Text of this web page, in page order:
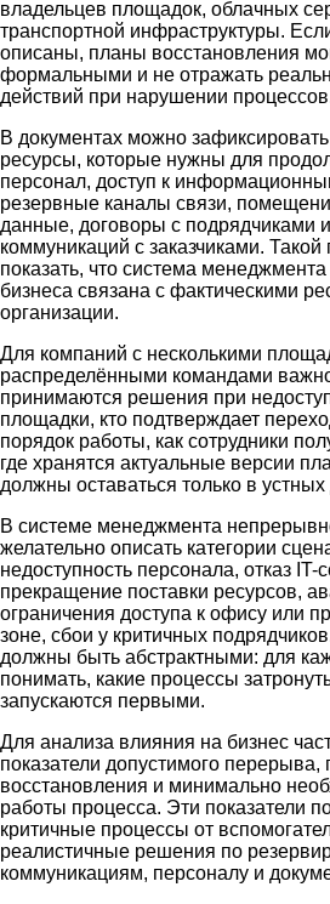
владельцев площадок, облачных
транспортной инфраструктуры.
описаны, планы восстановления
формальными и не отражать
действий при нарушении
В документах можно
ресурсы, которые нужны для
персонал, доступ к
резервные каналы связи,
данные, договоры с подрядчиками
коммуникаций с заказчиками. Такой
показать, что система
бизнеса связана с фактическими
организации.
Для компаний с несколькими
распределёнными командами
принимаются решения при
площадки, кто подтверждает
порядок работы, как сотрудники
где хранятся актуальные версии
должны оставаться только в устных
В системе менеджмента
желательно описать категории
недоступность персонала, отказ IT-
прекращение поставки ресурсов,
ограничения доступа к офису или
зоне, сбои у критичных
должны быть абстрактными: для
понимать, какие процессы
запускаются первыми.
Для анализа влияния на бизнес
показатели допустимого перерыва,
восстановления и минимально
работы процесса. Эти показатели
критичные процессы от
реалистичные решения по
коммуникациям, персоналу и